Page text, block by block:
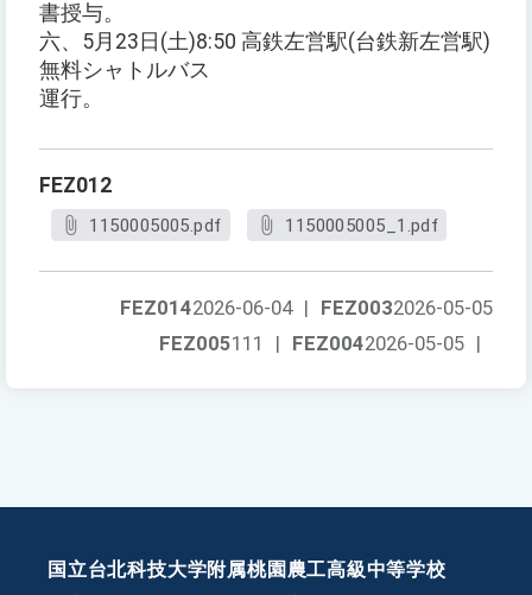
書授与。
六、5月23日(土)8:50 高鉄左営駅(台鉄新左営駅)
無料シャトルバス
運行。
FEZ012
1150005005.pdf 1150005005_1.pdf
FEZ0032026-05-05
FEZ0142026-06-04 |
FEZ0042026-05-05 |
FEZ005111 |
国立台北科技大学附属桃園農工高級中等学校